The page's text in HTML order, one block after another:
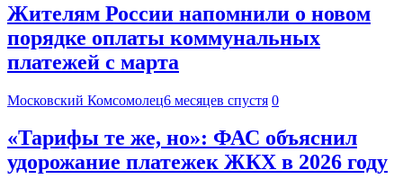
Жителям России напомнили о новом
порядке оплаты коммунальных
платежей с марта
Московский Комсомолец6 месяцев спустя 0
«Тарифы те же, но»: ФАС объяснил
удорожание платежек ЖКХ в 2026 году